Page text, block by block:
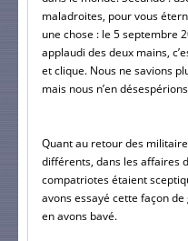
maladroites, pour vous
une chose : le 5 septembre
applaudi des deux mains,
et clique. Nous ne savions
mais nous n’en
Quant au retour des
différents, dans les affaires
compatriotes étaient
avons essayé cette façon
en avons bavé.